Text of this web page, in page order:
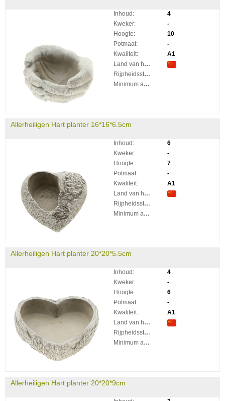
Inhoud:
4
Kweker:
-
Hoogte:
10
Potmaat:
-
Kwaliteit:
A1
Land van herkomst:
Rijpheidsstadium:
Minimum aantal takken per plant:
Allerheiligen Hart planter 16*16*6.5cm
Inhoud:
6
Kweker:
-
Hoogte:
7
Potmaat:
-
Kwaliteit:
A1
Land van herkomst:
Rijpheidsstadium:
Minimum aantal takken per plant:
Allerheiligen Hart planter 20*20*5.5cm
Inhoud:
4
Kweker:
-
Hoogte:
6
Potmaat:
-
Kwaliteit:
A1
Land van herkomst:
Rijpheidsstadium:
Minimum aantal takken per plant:
Allerheiligen Hart planter 20*20*9cm